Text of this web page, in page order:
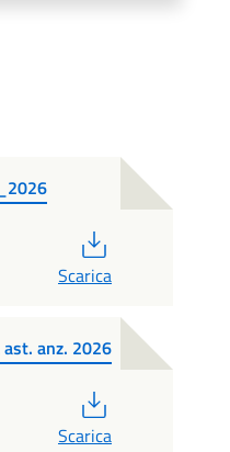
Scarica
anz. 2026
Scarica